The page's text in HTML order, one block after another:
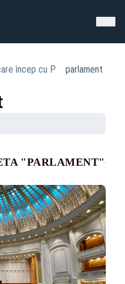
încep cu P parlament
"PARLAMENT"